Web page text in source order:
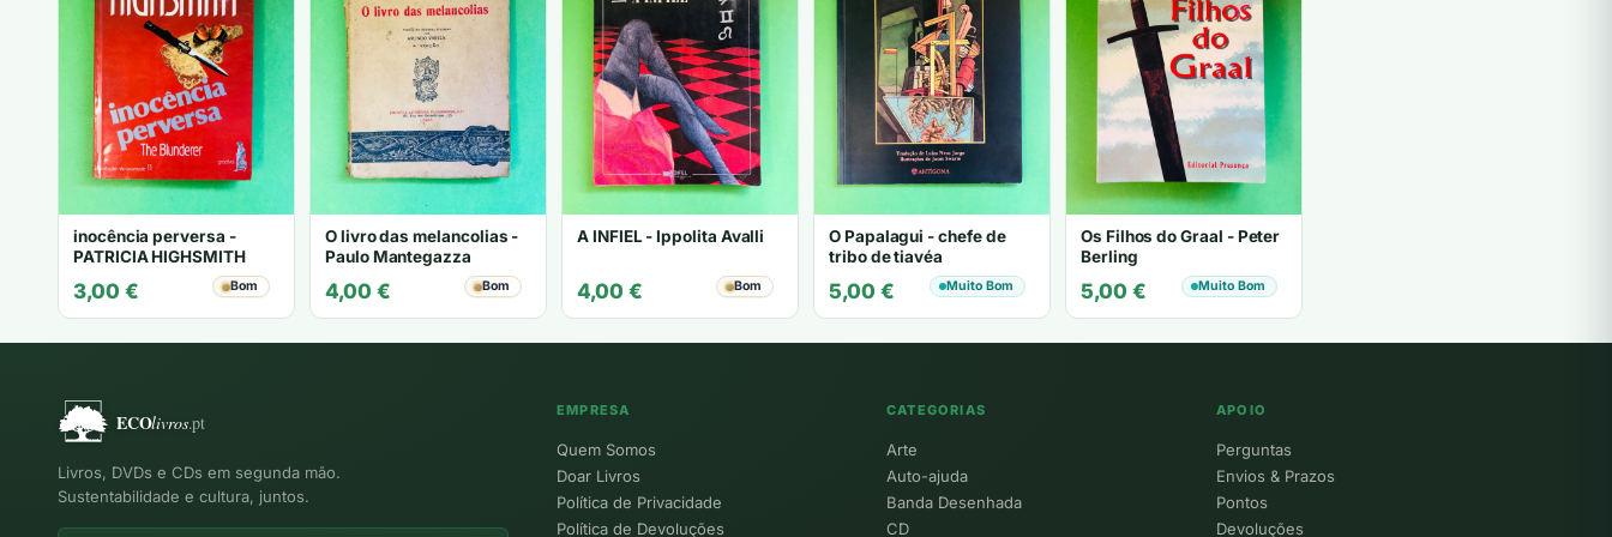
inocência perversa -
PATRICIA HIGHSMITH
3,00 € Bom
O livro das melancolias -
Paulo Mantegazza
4,00 € Bom
A INFIEL - Ippolita Avalli
4,00 € Bom
O Papalagui - chefe de
tribo de tiavéa
5,00 € Muito Bom
Os Filhos do Graal - Peter
Berling
5,00 € Muito Bom
Livros, DVDs e CDs em segunda mão.
Sustentabilidade e cultura, juntos.
EMPRESA
Quem Somos
Doar Livros
Política de Privacidade
Política de Devoluções
CATEGORIAS
Arte
Auto-ajuda
Banda Desenhada
CD
APOIO
Perguntas
Envios & Prazos
Pontos
Devoluções